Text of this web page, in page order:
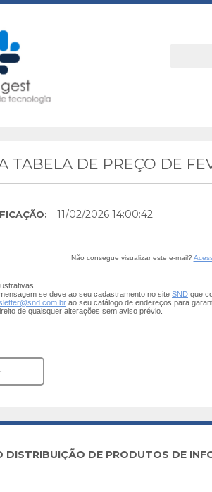
TABELA DE PREÇO DE
11/02/2026 14:00:42
Não consegue visualizar este e-mail?
se deve ao seu cadastramento no site SND que
ao seu catálogo de endereços para
de quaisquer alterações sem aviso prévio.
DISTRIBUIÇÃO DE PRODUTOS DE